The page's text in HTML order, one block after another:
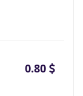
0.80